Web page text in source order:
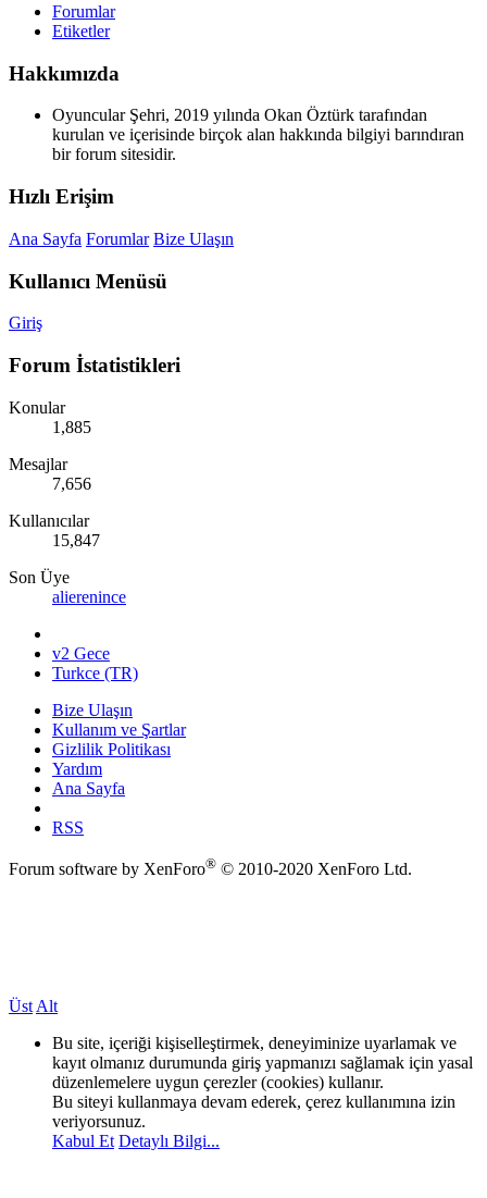
Forumlar
Etiketler
Hakkımızda
Oyuncular Şehri, 2019 yılında Okan Öztürk tarafından
kurulan ve içerisinde birçok alan hakkında bilgiyi barındıran
bir forum sitesidir.
Hızlı Erişim
Ana Sayfa Forumlar Bize Ulaşın
Kullanıcı Menüsü
Giriş
Forum İstatistikleri
Konular
1,885
Mesajlar
7,656
Kullanıcılar
15,847
Son Üye
alierenince
v2 Gece
Turkce (TR)
Bize Ulaşın
Kullanım ve Şartlar
Gizlilik Politikası
Yardım
Ana Sayfa
RSS
Forum software by XenForo® © 2010-2020 XenForo Ltd.
Üst Alt
Bu site, içeriği kişiselleştirmek, deneyiminize uyarlamak ve
kayıt olmanız durumunda giriş yapmanızı sağlamak için yasal
düzenlemelere uygun çerezler (cookies) kullanır.
Bu siteyi kullanmaya devam ederek, çerez kullanımına izin
veriyorsunuz.
Kabul Et Detaylı Bilgi...